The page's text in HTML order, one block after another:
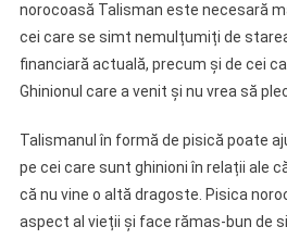
norocoasă Talisman este necesară
cei care se simt nemulțumiți de
financiară actuală, precum și de cei
Ghinionul care a venit și nu vrea să
Talismanul în formă de pisică poate
pe cei care sunt ghinioni în relații ale
că nu vine o altă dragoste. Pisica
aspect al vieții și face rămas-bun de